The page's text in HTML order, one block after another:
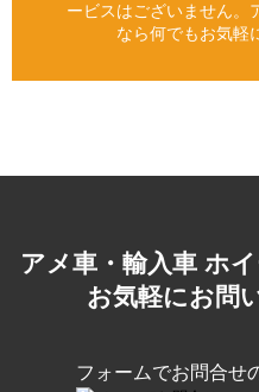
ービスはございません。
なら何でもお気軽
アメ車・輸入車 ホ
お気軽にお問
フォームでお問合せ